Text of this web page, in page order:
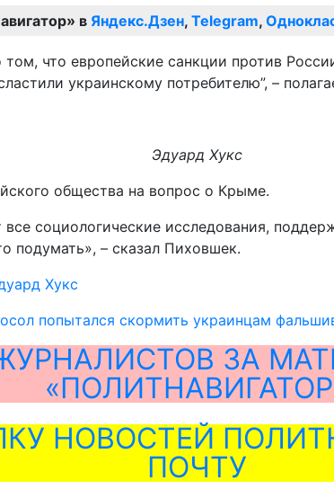
в Яндекс.Дзен, Telegram,
что европейские санкции против
украинскому потребителю”, –
Эдуард Хукс
общества на вопрос о Крыме.
социологические исследования,
подумать», – сказал Пиховшек.
Хукс
попытался скормить украинцам
ЗА
НОВОСТЕЙ
ПОЧТУ